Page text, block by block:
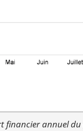
financier annuel du